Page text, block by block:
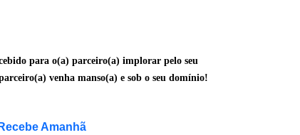
para o(a) parceiro(a) implorar pelo seu
venha manso(a) e sob o seu domínio!
Amanhã